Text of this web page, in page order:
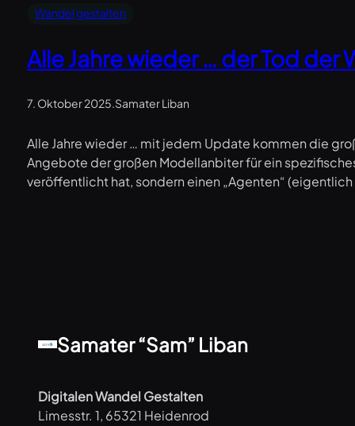
Wandel gestalten
Alle Jahre wieder … der Tod der
7. Oktober 2025.Samater Liban
Alle Jahre wieder … mit jedem Update kommen die
Angebote der großen Modellanbiter für ein
veröffentlicht hat, sondern einen „Agenten“
Samater “Sam” Liban
Digitalen Wandel Gestalten
Limesstr. 1, 65321 Heidenrod